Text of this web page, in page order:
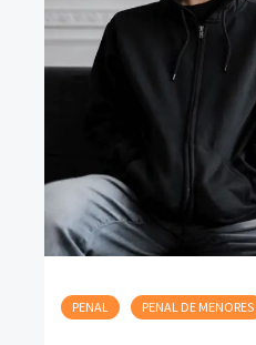
PENAL PENAL DE MENORES